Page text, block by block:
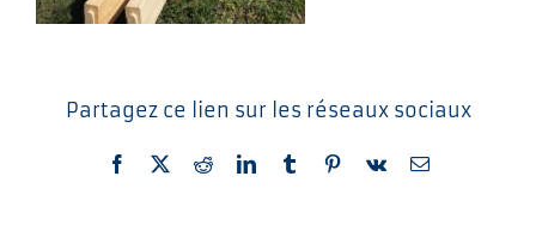
Partagez ce lien sur les réseaux sociaux
Facebook
X RedditLinkedInTumblrPinterest
Vk Email